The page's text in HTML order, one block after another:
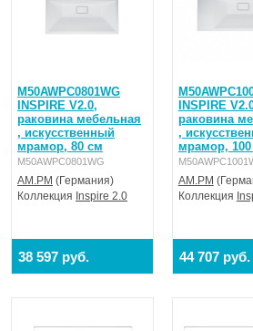
M50AWPC0801WG
INSPIRE V2.0,
раковина мебельная
, искусственный
мрамор, 80 см
M50AWPC0801WG
AM.PM (Германия)
Коллекция Inspire 2.0
38 597 руб.
INSPIRE
раковина
,
мрамор,
AM.PM
Коллекция
44 707 руб.